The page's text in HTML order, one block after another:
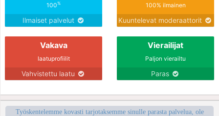
100%
Ilmaiset palvelut
100% ilmainen
Kuuntelevat moderaattorit
Vakava
laatuprofiilit
Vahvistettu laatu
Vierailijat
Paljon vierailtu
Paras
Työskentelemme kovasti tarjotaksemme sinulle parasta palvelua, ole